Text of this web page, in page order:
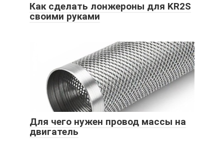
Как сделать лонжероны для KR2S
своими руками
Для чего нужен провод массы на
двигатель